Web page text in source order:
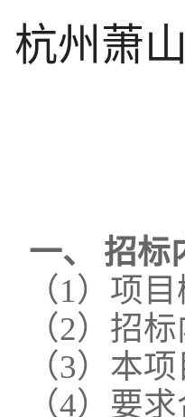
杭州萧
一、 招标
（1） 项
（2） 招
（3）本项
（4）要求